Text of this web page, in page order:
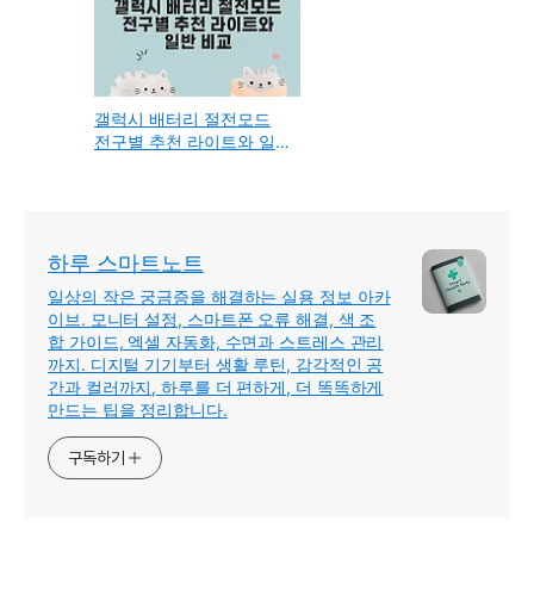
갤럭시 배터리 절전모드
전구별 추천 라이트와 일
하루 스마트노트
일상의 작은 궁금증을 해결하는 실용 정보 아카
이브. 모니터 설정, 스마트폰 오류 해결, 색 조
합 가이드, 엑셀 자동화, 수면과 스트레스 관리
까지. 디지털 기기부터 생활 루틴, 감각적인 공
간과 컬러까지, 하루를 더 편하게, 더 똑똑하게
만드는 팁을 정리합니다.
구독하기